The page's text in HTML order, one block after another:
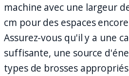
machine avec une largeur
cm pour des espaces
Assurez-vous qu'il y a une
suffisante, une source
types de brosses